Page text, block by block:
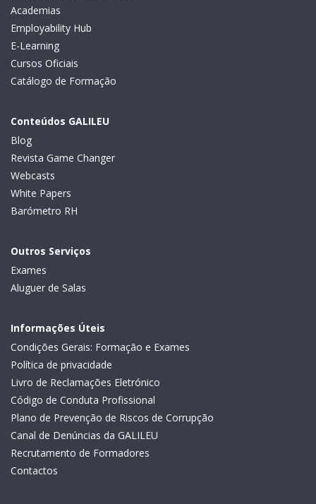
Academias
Employability Hub
E-Learning
Cursos Oficiais
Catálogo de Formação
Conteúdos GALILEU
Blog
Revista Game Changer
Webcasts
White Papers
Barómetro RH
Outros Serviços
Exames
Aluguer de Salas
Informações Úteis
Condições Gerais: Formação e Exames
Política de privacidade
Livro de Reclamações Eletrónico
Código de Conduta Profissional
Plano de Prevenção de Riscos de Corrupção
Canal de Denúncias da GALILEU
Recrutamento de Formadores
Contactos